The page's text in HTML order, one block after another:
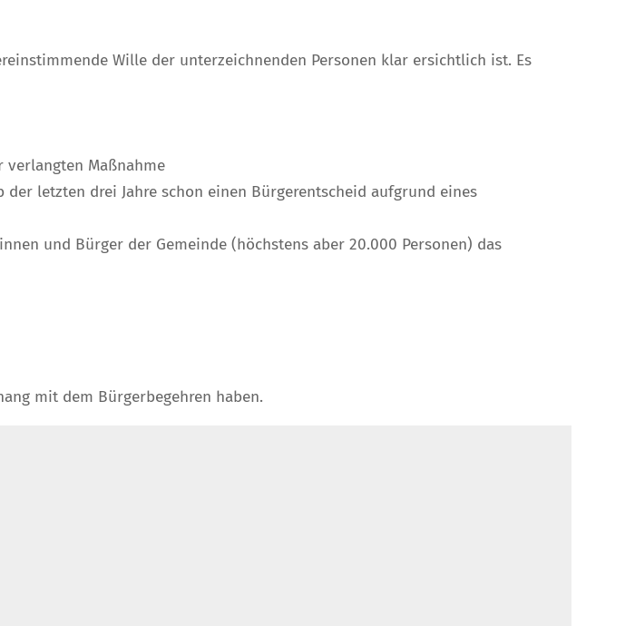
Wille der unterzeichnenden Personen klar ersichtlich ist. Es
verlangten Maßnahme
letzten drei Jahre schon einen Bürgerentscheid aufgrund eines
und Bürger der Gemeinde (höchstens aber 20.000 Personen) das
mit dem Bürgerbegehren haben.